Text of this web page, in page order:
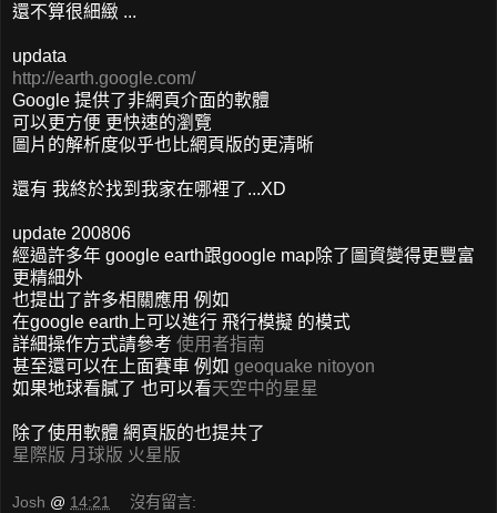
還不算很細緻 ...
updata
http://earth.google.com/
Google 提供了非網頁介面的軟體
可以更方便 更快速的瀏覽
圖片的解析度似乎也比網頁版的更清晰
還有 我終於找到我家在哪裡了...XD
update 200806
經過許多年 google earth跟google map除了圖資變得更豐富
更精細外
也提出了許多相關應用 例如
在google earth上可以進行 飛行模擬 的模式
詳細操作方式請參考 使用者指南
甚至還可以在上面賽車 例如 geoquake nitoyon
如果地球看膩了 也可以看天空中的星星
除了使用軟體 網頁版的也提共了
星際版 月球版 火星版
Josh @ 14:21 沒有留言: